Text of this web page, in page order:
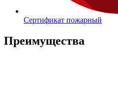
Сертификат пожарный
Преимущества